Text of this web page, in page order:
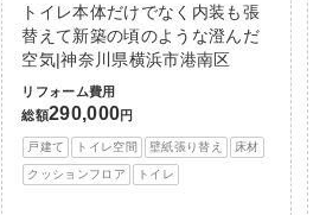
トイレ本体だけでなく内装も張
替えて新築の頃のような澄んだ
空気|神奈川県横浜市港南区
リフォーム費用
総額290,000円
戸建て トイレ空間 壁紙張り替え 床材
クッションフロア トイレ